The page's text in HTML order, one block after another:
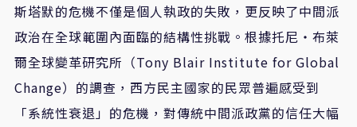
斯塔默的危機不僅是個人執政的失敗，更反映了中間派
政治在全球範圍內面臨的結構性挑戰。根據托尼・布萊
爾全球變革研究所（Tony Blair Institute for Global
Change）的調查，西方民主國家的民眾普遍感受到
「系統性衰退」的危機，對傳統中間派政黨的信任大幅